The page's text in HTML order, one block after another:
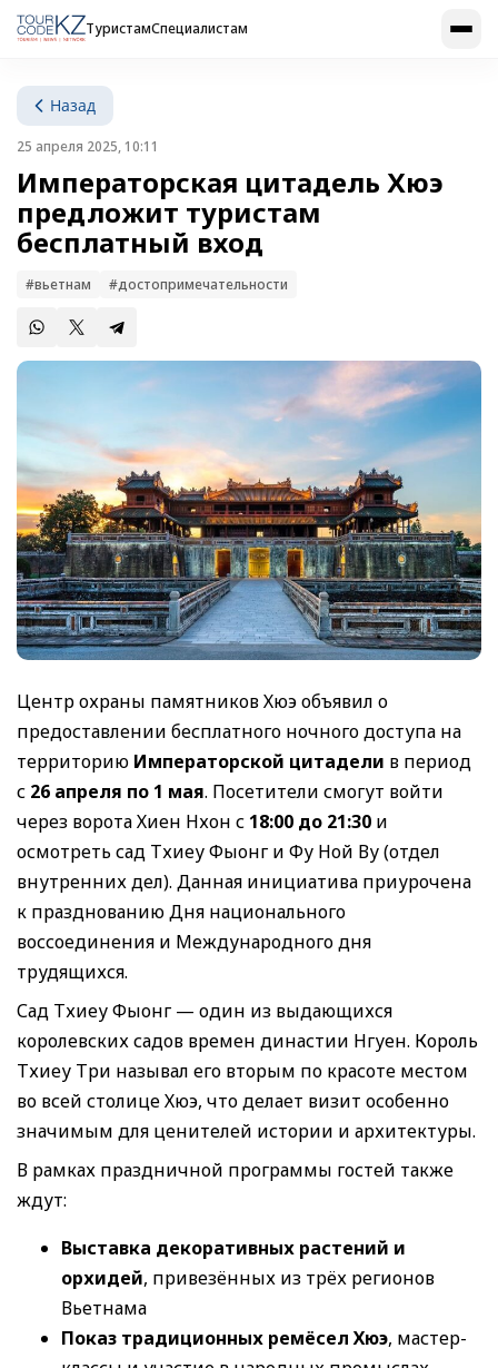
ТуристамСпециалистам
Назад
25 апреля 2025, 10:11
Императорская цитадель Хюэ
предложит туристам
бесплатный вход
#вьетнам #достопримечательности
Центр охраны памятников Хюэ объявил о
предоставлении бесплатного ночного доступа на
территорию Императорской цитадели в период
с 26 апреля по 1 мая. Посетители смогут войти
через ворота Хиен Нхон с 18:00 до 21:30 и
осмотреть сад Тхиеу Фыонг и Фу Ной Ву (отдел
внутренних дел). Данная инициатива приурочена
к празднованию Дня национального
воссоединения и Международного дня
трудящихся.
Сад Тхиеу Фыонг — один из выдающихся
королевских садов времен династии Нгуен. Король
Тхиеу Три называл его вторым по красоте местом
во всей столице Хюэ, что делает визит особенно
значимым для ценителей истории и архитектуры.
В рамках праздничной программы гостей также
ждут:
Выставка декоративных растений и
орхидей, привезённых из трёх регионов
Вьетнама
Показ традиционных ремёсел Хюэ, мастер-